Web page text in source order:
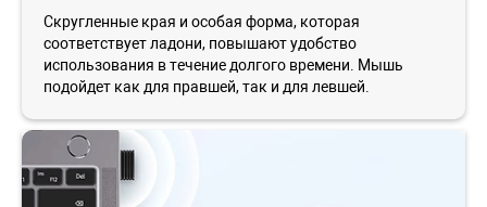
Скругленные края и особая форма, которая
соответствует ладони, повышают удобство
использования в течение долгого времени. Мышь
подойдет как для правшей, так и для левшей.